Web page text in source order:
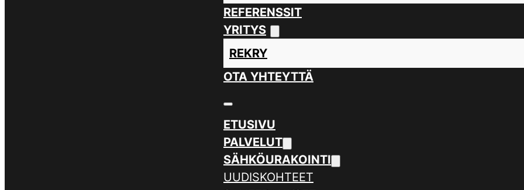
REFERENSSIT
YRITYS
REKRY
OTA YHTEYTTÄ
ETUSIVU
PALVELUT
SÄHKÖURAKOINTI
UUDISKOHTEET